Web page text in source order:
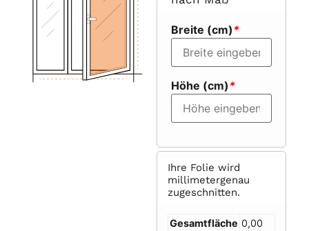
Breite (cm) *
Höhe (cm) *
Ihre Folie wird
millimetergenau
zugeschnitten.
Gesamtfläche 0,00